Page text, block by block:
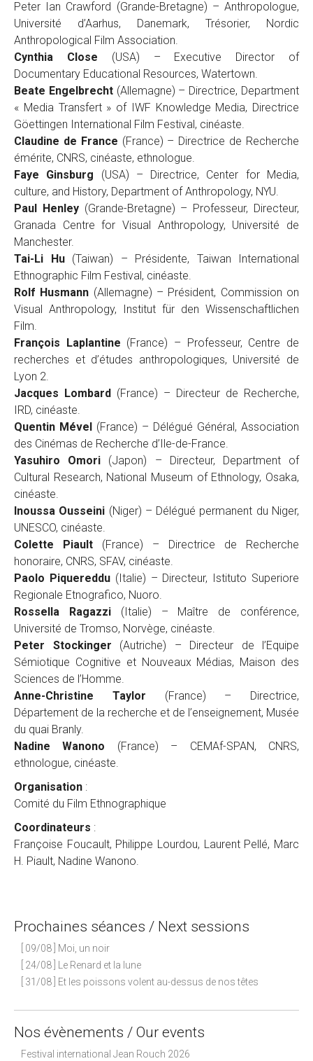
Peter Ian Crawford (Grande-Bretagne) – Anthropologue,
Université d’Aarhus, Danemark, Trésorier, Nordic
Anthropological Film Association.
Cynthia Close (USA) – Executive Director of
Documentary Educational Resources, Watertown.
Beate Engelbrecht(Allemagne) – Directrice, Department
« Media Transfert » of IWF Knowledge Media, Directrice
Göettingen International Film Festival, cinéaste.
Claudine de France (France) – Directrice de Recherche
émérite, CNRS, cinéaste, ethnologue.
Faye Ginsburg (USA) – Directrice, Center for Media,
culture, and History, Department of Anthropology, NYU.
Paul Henley(Grande-Bretagne) – Professeur, Directeur,
Granada Centre for Visual Anthropology, Université de
Manchester.
Tai-Li Hu(Taiwan) – Présidente, Taiwan International
Ethnographic Film Festival, cinéaste.
Rolf Husmann (Allemagne) – Président, Commission on
Visual Anthropology, Institut für den Wissenschaftlichen
Film.
François Laplantine (France) – Professeur, Centre de
recherches et d’études anthropologiques, Université de
Lyon 2.
Jacques Lombard (France) – Directeur de Recherche,
IRD, cinéaste.
Quentin Mével (France) – Délégué Général, Association
des Cinémas de Recherche d’Ile-de-France.
Yasuhiro Omori (Japon) – Directeur, Department of
Cultural Research, National Museum of Ethnology, Osaka,
cinéaste.
Inoussa Ousseini (Niger) – Délégué permanent du Niger,
UNESCO, cinéaste.
Colette Piault (France) – Directrice de Recherche
honoraire, CNRS, SFAV, cinéaste.
Paolo Piquereddu(Italie) – Directeur, Istituto Superiore
Regionale Etnografico, Nuoro.
Rossella Ragazzi(Italie) – Maître de conférence,
Université de Tromso, Norvège, cinéaste.
Peter Stockinger (Autriche) – Directeur de l’Equipe
Sémiotique Cognitive et Nouveaux Médias, Maison des
Sciences de l’Homme.
Anne-Christine Taylor (France) – Directrice,
Département de la recherche et de l’enseignement, Musée
du quai Branly.
Nadine Wanono (France) – CEMAf-SPAN, CNRS,
ethnologue, cinéaste.
Organisation :
Comité du Film Ethnographique
Coordinateurs :
Françoise Foucault, Philippe Lourdou, Laurent Pellé, Marc
H. Piault, Nadine Wanono.
Prochaines séances / Next sessions
[ 09/08 ] Moi, un noir
[ 24/08 ] Le Renard et la lune
[ 31/08 ] Et les poissons volent au-dessus de nos têtes
Nos évènements / Our events
Festival international Jean Rouch 2026